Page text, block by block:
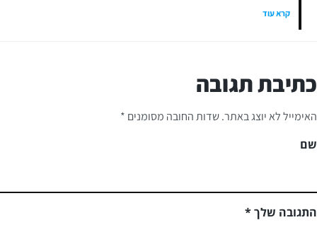
קרא עוד
כתיבת תגובה
האימייל לא יוצג באתר.שדות החובה מסומנים *
התגובה שלך*
שם